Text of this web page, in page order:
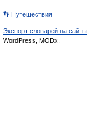
👣 Путешествия
Экспорт словарей на сайты
WordPress, MODx.